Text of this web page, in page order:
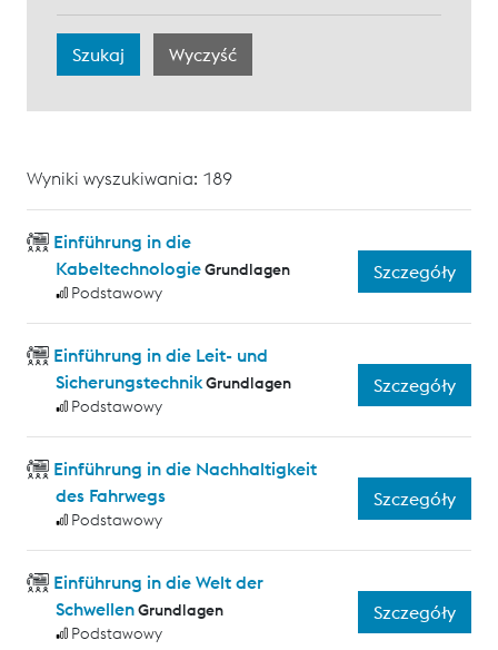
Wyniki wyszukiwania: 189
Einführung in die
KabeltechnologieGrundlagen
Podstawowy
Szczegóły
Einführung in die Leit- und
SicherungstechnikGrundlagen
Podstawowy
Szczegóły
Einführung in die Nachhaltigkeit
des Fahrwegs
Podstawowy
Szczegóły
Einführung in die Welt der
SchwellenGrundlagen
Podstawowy
Szczegóły